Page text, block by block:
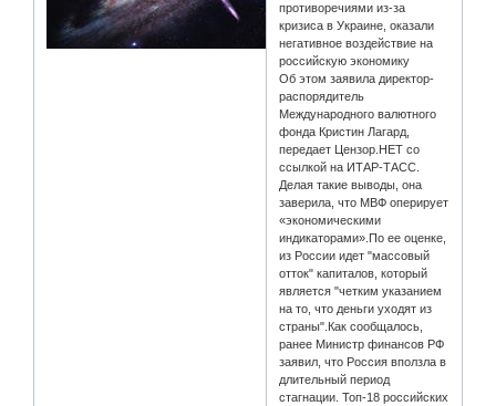
противоречиями из-за
кризиса в Украине, оказали
негативное воздействие на
российскую экономику
Об этом заявила директор-
распорядитель
Международного валютного
фонда Кристин Лагард,
передает Цензор.НЕТ со
ссылкой на ИТАР-ТАСС.
Делая такие выводы, она
заверила, что МВФ оперирует
«экономическими
индикаторами».По ее оценке,
из России идет "массовый
отток" капиталов, который
является "четким указанием
на то, что деньги уходят из
страны".Как сообщалось,
ранее Министр финансов РФ
заявил, что Россия вползла в
длительный период
стагнации. Топ-18 российских